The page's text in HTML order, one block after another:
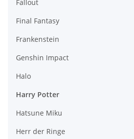
Fallout
Final Fantasy
Frankenstein
Genshin Impact
Halo
Harry Potter
Hatsune Miku
Herr der Ringe